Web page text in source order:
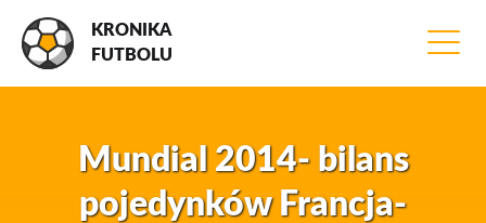
KRONIKA
FUTBOLU
Mundial 2014- bilans
pojedynków Francja-